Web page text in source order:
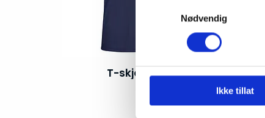
Nødvendig
Ikke tillat
T-skjorte Clique Art.nr 007